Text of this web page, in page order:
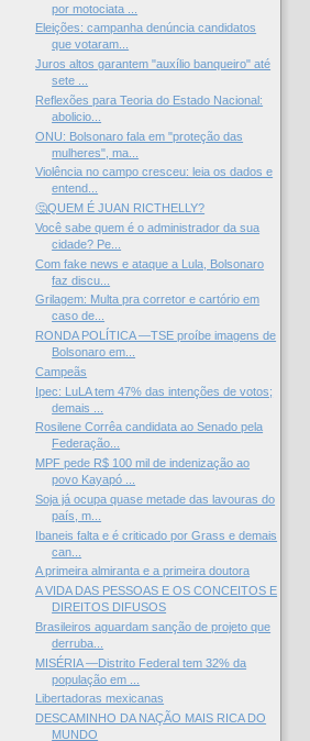
por motociata ...
Eleições: campanha denúncia candidatos
que votaram...
Juros altos garantem "auxílio banqueiro" até
sete ...
Reflexões para Teoria do Estado Nacional:
abolicio...
ONU: Bolsonaro fala em "proteção das
mulheres", ma...
Violência no campo cresceu: leia os dados e
entend...
🤔QUEM É JUAN RICTHELLY?
Você sabe quem é o administrador da sua
cidade? Pe...
Com fake news e ataque a Lula, Bolsonaro
faz discu...
Grilagem: Multa pra corretor e cartório em
caso de...
RONDA POLÍTICA —TSE proíbe imagens de
Bolsonaro em...
Campeãs
Ipec: LuLA tem 47% das intenções de votos;
demais ...
Rosilene Corrêa candidata ao Senado pela
Federação...
MPF pede R$ 100 mil de indenização ao
povo Kayapó ...
Soja já ocupa quase metade das lavouras do
país, m...
Ibaneis falta e é criticado por Grass e demais
can...
A primeira almiranta e a primeira doutora
A VIDA DAS PESSOAS E OS CONCEITOS E
DIREITOS DIFUSOS
Brasileiros aguardam sanção de projeto que
derruba...
MISÉRIA —Distrito Federal tem 32% da
população em ...
Libertadoras mexicanas
DESCAMINHO DA NAÇÃO MAIS RICA DO
MUNDO